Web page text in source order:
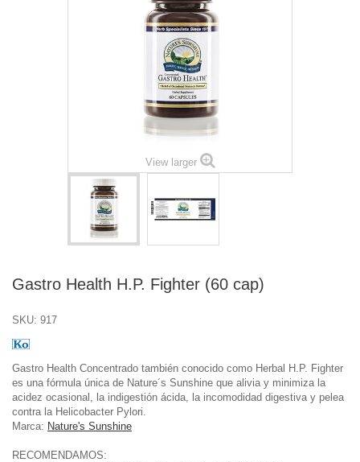
View larger
Gastro Health H.P. Fighter (60 cap)
SKU: 917
Gastro Health Concentrado también conocido como Herbal H.P. Fighter
es una fórmula única de Nature´s Sunshine que alivia y minimiza la
acidez ocasional, la indigestión ácida, la incomodidad digestiva y pelea
contra la Helicobacter Pylori.
Marca: Nature's Sunshine
RECOMENDAMOS: